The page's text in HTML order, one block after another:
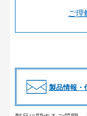
ご理
製品情報・